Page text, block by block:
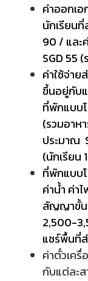
ค่าออกเอ
นักเรียนที่
90 / และ
SGD 55
ค่าใช้จ่าย
ขึ้นอยู่กับ
ที่พักแบบ
(รวมอาห
ประมาณ
(นักเรียน
ที่พักแบบ
ค่าน้ำ ค่า
สัญญาขั้น
2,500-
แชร์พื้นที่
ค่าตั๋วเค
กับแต่ละ